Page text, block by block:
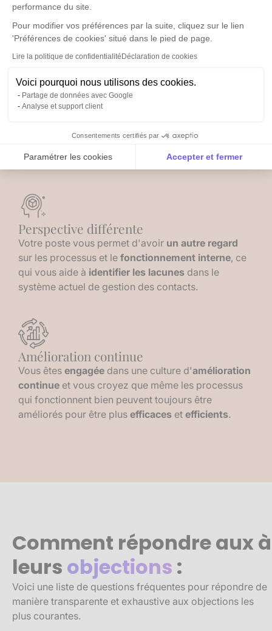
performance du site.
Pour modifier vos préférences par la suite, cliquez sur le lien
'Préférences de cookies' situé dans le pied de page.
Lire la politique de confidentialité Déclaration de cookies
Voici pourquoi nous utilisons des cookies.
Partage de données avec Google
Analyse et support client
Consentements certifiés par
Paramétrer les cookies Accepter et fermer
Notre plateforme vous permet d'adapter et de gérer
En tant queprofessionnellede la communication
vous avez unecompréhension approfondie
vous permet de cerner le
potentiel
Ferdi
Perspective différente
Votre poste vous permet d'avoir un autre regard
sur les processus et le fonctionnement interne, ce
qui vous aide à identifier les lacunes dans le
système actuel de gestion des contacts.
Amélioration continue
Vous êtes engagée dans une culture d'amélioration
continue et vous croyez que même les processus
qui fonctionnent bien peuvent toujours être
améliorés pour être plus efficaces et efficients.
Comment répondre aux à
leurs objections :
Voici une liste de questions fréquentes pour répondre de
manière transparente et exhaustive aux objections les
plus courantes.